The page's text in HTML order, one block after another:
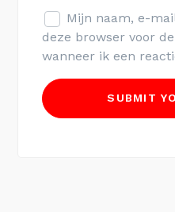
Mijn naam, e-
deze browser voor
wanneer ik een